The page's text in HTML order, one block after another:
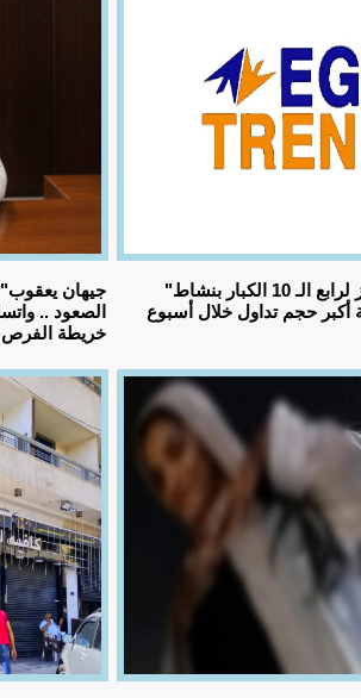
الصعود ..
خريطة الفرص
"إيجي تريند" تقفز لرابع الـ 10 الكبار بنشاط
حجم تداول خلال أسبوع